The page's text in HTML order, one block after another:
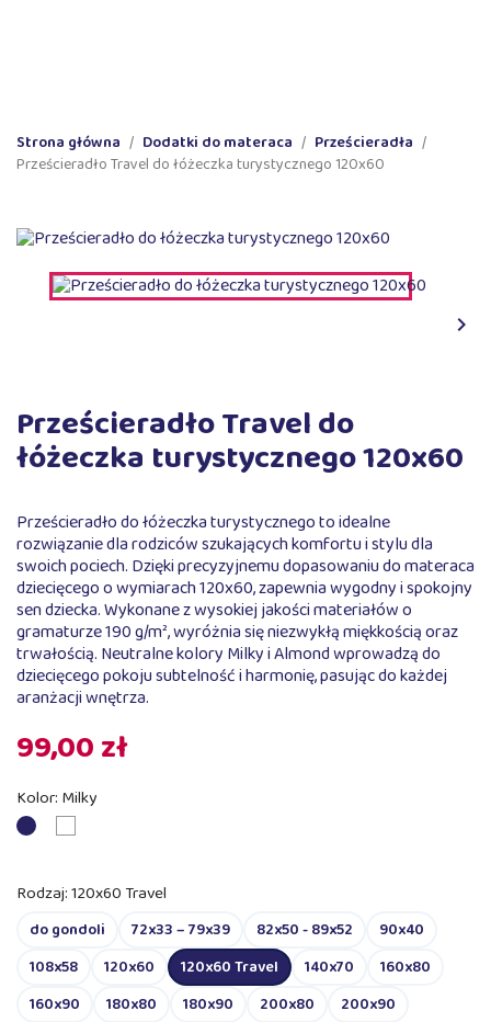
Strona główna Dodatki do materaca
Prześcieradła
Prześcieradło Travel do łóżeczka turystycznego 120x60

Prześcieradło Travel do
łóżeczka turystycznego 120x60
Prześcieradło do łóżeczka turystycznego to idealne
rozwiązanie dla rodziców szukających komfortu i stylu dla
swoich pociech. Dzięki precyzyjnemu dopasowaniu do materaca
dziecięcego o wymiarach 120x60, zapewnia wygodny i spokojny
sen dziecka. Wykonane z wysokiej jakości materiałów o
gramaturze 190 g/m², wyróżnia się niezwykłą miękkością oraz
trwałością. Neutralne kolory Milky i Almond wprowadzą do
dziecięcego pokoju subtelność i harmonię, pasując do każdej
aranżacji wnętrza.
99,00 zł
Kolor: Milky
Milky
Rodzaj: 120x60 Travel
do gondoli 72x33 – 79x39 82x50 - 89x52
90x40
108x58
120x60 120x60 Travel 140x70
160x80
160x90
180x80 180x90 200x80
200x90